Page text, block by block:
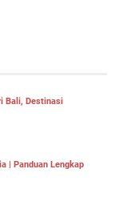
Bali, Destinasi
| Panduan Lengkap